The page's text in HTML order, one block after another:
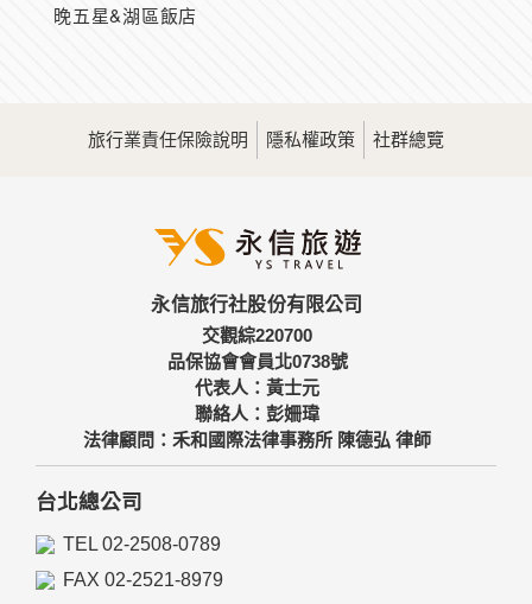
晚五星&湖區飯店
旅行業責任保險說明 隱私權政策 社群總覽
永信旅行社股份有限公司
交觀綜220700
品保協會會員北0738號
代表人：黃士元
聯絡人：彭姍瑋
法律顧問：禾和國際法律事務所 陳德弘 律師
台北總公司
TEL 02-2508-0789
FAX 02-2521-8979